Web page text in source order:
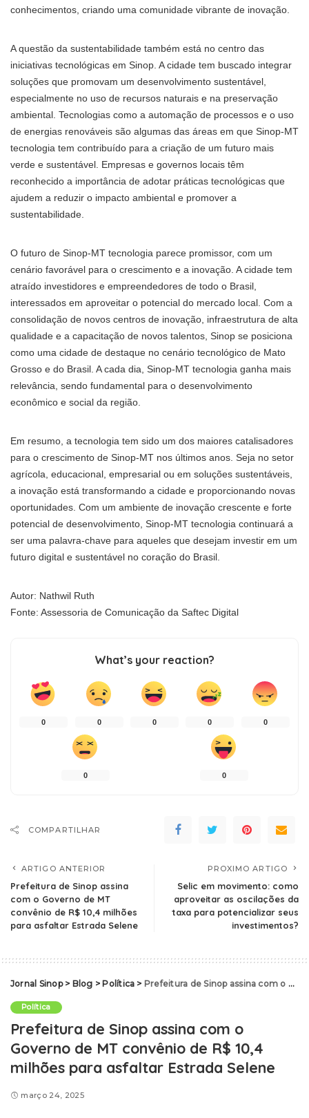
conhecimentos, criando uma comunidade vibrante de inovação.
A questão da sustentabilidade também está no centro das
iniciativas tecnológicas em Sinop. A cidade tem buscado integrar
soluções que promovam um desenvolvimento sustentável,
especialmente no uso de recursos naturais e na preservação
ambiental. Tecnologias como a automação de processos e o uso
de energias renováveis são algumas das áreas em que Sinop-MT
tecnologia tem contribuído para a criação de um futuro mais
verde e sustentável. Empresas e governos locais têm
reconhecido a importância de adotar práticas tecnológicas que
ajudem a reduzir o impacto ambiental e promover a
sustentabilidade.
O futuro de Sinop-MT tecnologia parece promissor, com um
cenário favorável para o crescimento e a inovação. A cidade tem
atraído investidores e empreendedores de todo o Brasil,
interessados em aproveitar o potencial do mercado local. Com a
consolidação de novos centros de inovação, infraestrutura de alta
qualidade e a capacitação de novos talentos, Sinop se posiciona
como uma cidade de destaque no cenário tecnológico de Mato
Grosso e do Brasil. A cada dia, Sinop-MT tecnologia ganha mais
relevância, sendo fundamental para o desenvolvimento
econômico e social da região.
Em resumo, a tecnologia tem sido um dos maiores catalisadores
para o crescimento de Sinop-MT nos últimos anos. Seja no setor
agrícola, educacional, empresarial ou em soluções sustentáveis,
a inovação está transformando a cidade e proporcionando novas
oportunidades. Com um ambiente de inovação crescente e forte
potencial de desenvolvimento, Sinop-MT tecnologia continuará a
ser uma palavra-chave para aqueles que desejam investir em um
futuro digital e sustentável no coração do Brasil.
Autor: Nathwil Ruth
Fonte: Assessoria de Comunicação da Saftec Digital
What’s your reaction?
0 0 0 0 0
0 0
COMPARTILHAR
ARTIGO ANTERIOR
Prefeitura de Sinop assina
com o Governo de MT
convênio de R$ 10,4 milhões
para asfaltar Estrada Selene
PROXIMO ARTIGO
Selic em movimento: como
aproveitar as oscilações da
taxa para potencializar seus
investimentos?
Jornal Sinop> Blog > Política > Prefeitura de Sinop assina com o Governo de MT convênio de R$ 10,4 milhões para asfaltar Estrada Selene
Política
Prefeitura de Sinop assina com o
Governo de MT convênio de R$ 10,4
milhões para asfaltar Estrada Selene
março 24, 2025